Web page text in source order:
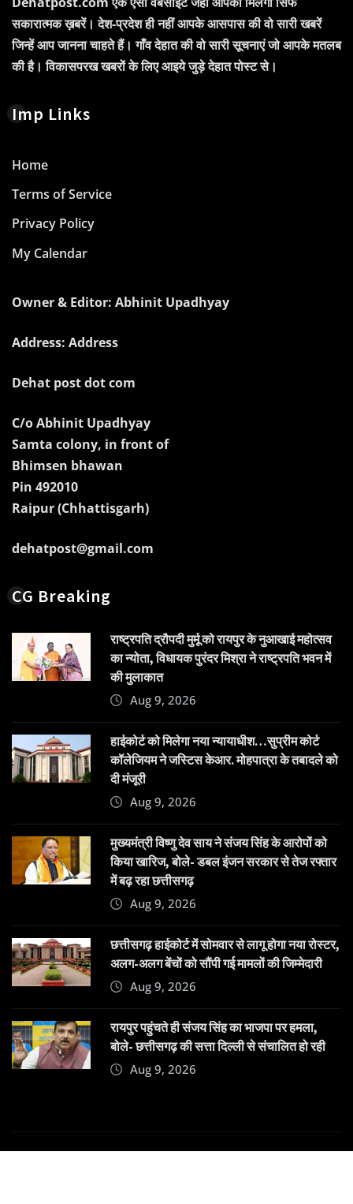
सकारात्मक ख़बरें। देश-प्रदेश ही नहीं आपके आसपास की वो सारी खबरें
जिन्हें आप जानना चाहते हैं। गाँव देहात की वो सारी सूचनाएं जो आपके मतलब
की है। विकासपरख खबरों के लिए आइये जुड़े देहात पोस्ट से।
Imp Links
Home
Terms of Service
Privacy Policy
My Calendar
Owner & Editor: Abhinit Upadhyay
Address: Address
Dehat post dot com
C/o Abhinit Upadhyay
Samta colony, in front of
Bhimsen bhawan
Pin 492010
Raipur (Chhattisgarh)
dehatpost@gmail.com
CG Breaking
राष्ट्रपति द्रौपदी मुर्मू को रायपुर के नुआखाई महोत्सव
का न्योता, विधायक पुरंदर मिश्रा ने राष्ट्रपति भवन में
की मुलाकात
Aug 9, 2026
हाईकोर्ट को मिलेगा नया न्यायाधीश…सुप्रीम कोर्ट
कॉलेजियम ने जस्टिस केआर. मोहपात्रा के तबादले को
दी मंजूरी
Aug 9, 2026
मुख्यमंत्री विष्णु देव साय ने संजय सिंह के आरोपों को
किया खारिज, बोले- डबल इंजन सरकार से तेज रफ्तार
में बढ़ रहा छत्तीसगढ़
Aug 9, 2026
छत्तीसगढ़ हाईकोर्ट में सोमवार से लागू होगा नया रोस्टर,
अलग-अलग बेंचों को सौंपी गई मामलों की जिम्मेदारी
Aug 9, 2026
रायपुर पहुंचते ही संजय सिंह का भाजपा पर हमला,
बोले- छत्तीसगढ़ की सत्ता दिल्ली से संचालित हो रही
Aug 9, 2026